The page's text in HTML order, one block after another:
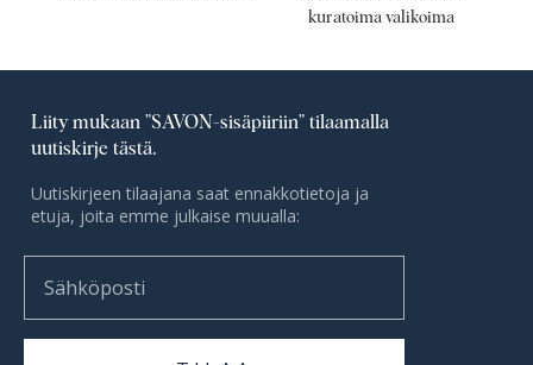
kuratoima valikoima
Liity mukaan ”SAVON-sisäpiiriin” tilaamalla
uutiskirje tästä.
Uutiskirjeen tilaajana saat ennakkotietoja ja
etuja, joita emme julkaise muualla: